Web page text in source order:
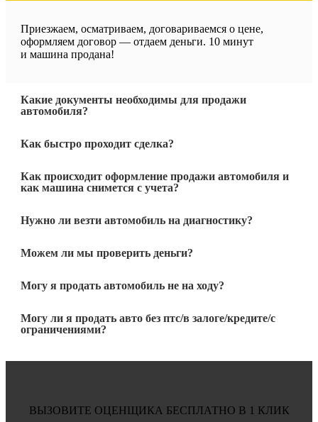
Приезжаем, осматриваем, договариваемся о цене,
оформляем договор — отдаем деньги. 10 минут
и машина продана!
Какие документы необходимы для продажи
автомобиля?
Как быстро проходит сделка?
Как происходит оформление продажи автомобиля и
как машина снимется с учета?
Нужно ли везти автомобиль на диагностику?
Можем ли мы проверить деньги?
Могу я продать автомобиль не на ходу?
Могу ли я продать авто без птс/в залоге/кредите/с
ограничениями?
ВЫЗОВИТЕ ОЦЕНЩИКА БЕСПЛАТНО В 1 КЛИК